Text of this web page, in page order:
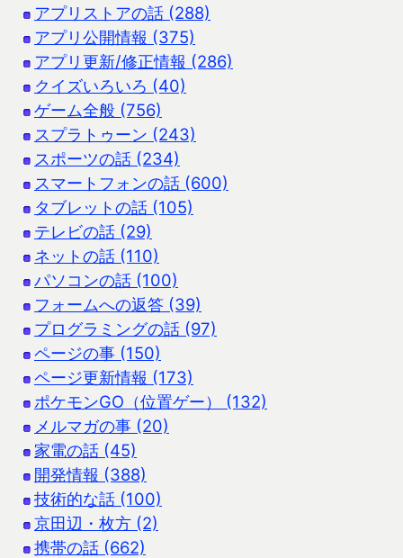
アプリストアの話 (288)
アプリ公開情報 (375)
アプリ更新/修正情報 (286)
クイズいろいろ (40)
ゲーム全般 (756)
スプラトゥーン (243)
スポーツの話 (234)
スマートフォンの話 (600)
タブレットの話 (105)
テレビの話 (29)
ネットの話 (110)
パソコンの話 (100)
フォームへの返答 (39)
プログラミングの話 (97)
ページの事 (150)
ページ更新情報 (173)
ポケモンGO（位置ゲー） (132)
メルマガの事 (20)
家電の話 (45)
開発情報 (388)
技術的な話 (100)
京田辺・枚方 (2)
携帯の話 (662)